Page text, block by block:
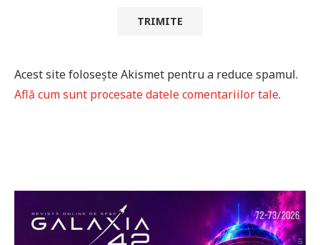
Acest site folosește Akismet pentru a reduce spamul.
Află cum sunt procesate datele comentariilor tale.